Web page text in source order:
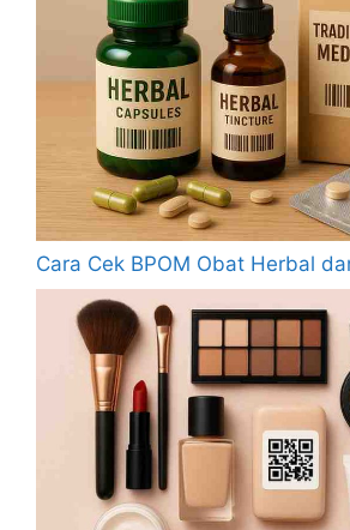
Cara Cek BPOM Obat Herbal